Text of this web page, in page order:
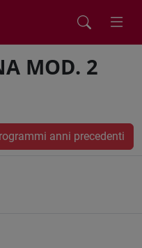
MOD. 2
anni precedenti